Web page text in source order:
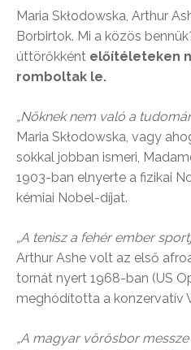
Maria Skłodowska, Arthur
Borbirtok. Mi a közös
úttörőkként előítéleteken
romboltak le.
„Nőknek nem való a
Maria Skłodowska, vagy
sokkal jobban ismeri,
1903-ban elnyerte a fizikai
kémiai Nobel-díjat.
„A tenisz a fehér ember
Arthur Ashe volt az első
tornát nyert 1968-ban (US
meghódította a konzervatív
„A magyar vörösbor messze